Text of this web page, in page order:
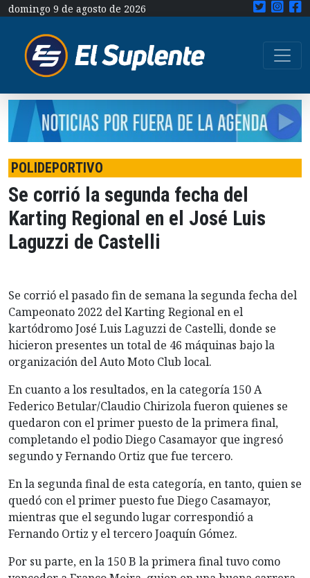
domingo 9 de agosto de 2026
POLIDEPORTIVO
Se corrió la segunda fecha del
Karting Regional en el José Luis
Laguzzi de Castelli
Se corrió el pasado fin de semana la segunda fecha del
Campeonato 2022 del Karting Regional en el
kartódromo José Luis Laguzzi de Castelli, donde se
hicieron presentes un total de 46 máquinas bajo la
organización del Auto Moto Club local.
En cuanto a los resultados, en la categoría 150 A
Federico Betular/Claudio Chirizola fueron quienes se
quedaron con el primer puesto de la primera final,
completando el podio Diego Casamayor que ingresó
segundo y Fernando Ortiz que fue tercero.
En la segunda final de esta categoría, en tanto, quien se
quedó con el primer puesto fue Diego Casamayor,
mientras que el segundo lugar correspondió a
Fernando Ortiz y el tercero Joaquín Gómez.
Por su parte, en la 150 B la primera final tuvo como